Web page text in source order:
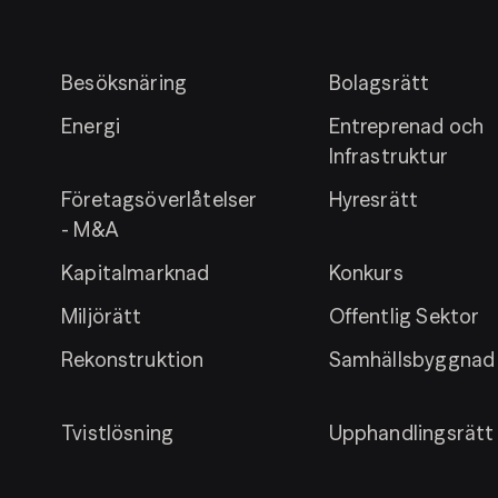
Besöksnäring
Bolagsrätt
Energi
Entreprenad och
Infrastruktur
Företagsöverlåtelser
- M&A
Hyresrätt
Kapitalmarknad
Konkurs
Miljörätt
Offentlig Sektor
Rekonstruktion
Samhällsbyggnad
Tvistlösning Upphandlingsrätt